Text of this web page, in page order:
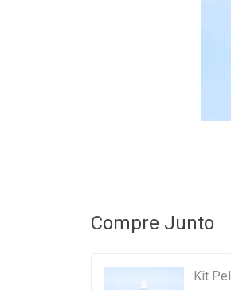
Compre Junto
Kit